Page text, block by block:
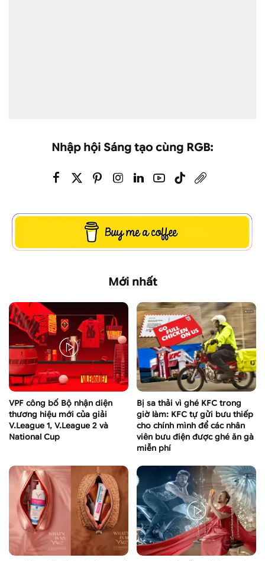
Nhập hội Sáng tạo cùng RGB:
Mới nhất
VPF công bố Bộ nhận diện
thương hiệu mới của giải
V.League 1, V.League 2 và
National Cup
Bị sa thải vì ghé KFC trong
giờ làm: KFC tự gửi bưu thiếp
cho chính mình để các nhân
viên bưu điện được ghé ăn gà
miễn phí